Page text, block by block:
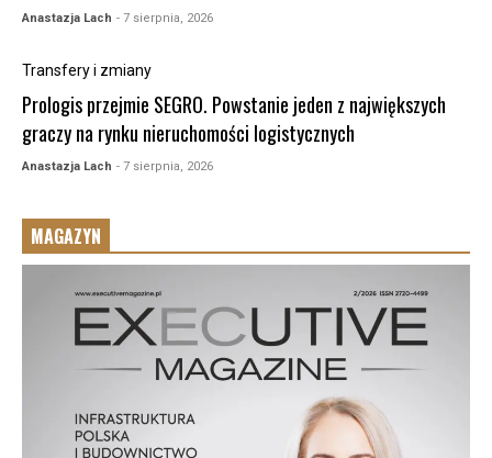
Anastazja Lach - 7 sierpnia, 2026
Transfery i zmiany
Prologis przejmie SEGRO. Powstanie jeden z największych
graczy na rynku nieruchomości logistycznych
Anastazja Lach - 7 sierpnia, 2026
MAGAZYN